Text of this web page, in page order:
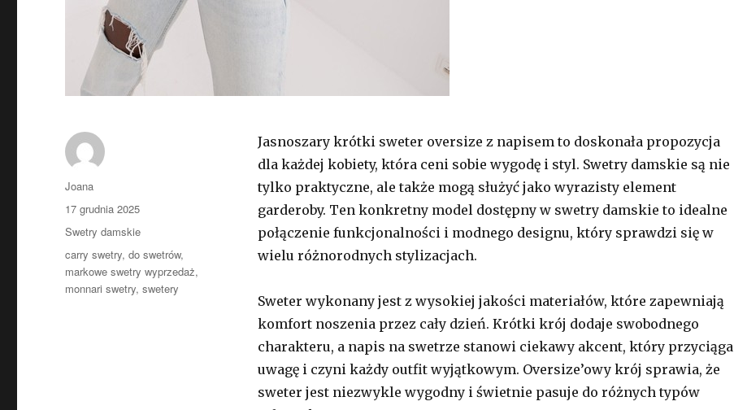
Jasnoszary krótki sweter oversize z napisem to doskonała propozycja
dla każdej kobiety, która ceni sobie wygodę i styl. Swetry damskie są nie
tylko praktyczne, ale także mogą służyć jako wyrazisty element
garderoby. Ten konkretny model dostępny w swetry damskie to idealne
połączenie funkcjonalności i modnego designu, który sprawdzi się w
wielu różnorodnych stylizacjach.
Sweter wykonany jest z wysokiej jakości materiałów, które zapewniają
komfort noszenia przez cały dzień. Krótki krój dodaje swobodnego
charakteru, a napis na swetrze stanowi ciekawy akcent, który przyciąga
uwagę i czyni każdy outfit wyjątkowym. Oversize’owy krój sprawia, że
sweter jest niezwykle wygodny i świetnie pasuje do różnych typów
Autor
Joana
Opublikowano
17 grudnia 2025
Kategorie
Swetry damskie
Tagi
carry swetry,do swetrów,
markowe swetry wyprzedaż,
monnari swetry,swetery